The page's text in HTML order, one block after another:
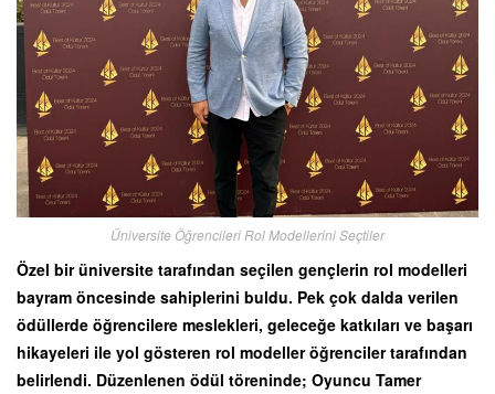
Üniversite Öğrencileri Rol Modellerini Seçtiler
Özel bir üniversite tarafından seçilen gençlerin rol modelleri
bayram öncesinde sahiplerini buldu. Pek çok dalda verilen
ödüllerde öğrencilere meslekleri, geleceğe katkıları ve başarı
hikayeleri ile yol gösteren rol modeller öğrenciler tarafından
belirlendi. Düzenlenen ödül töreninde; Oyuncu Tamer